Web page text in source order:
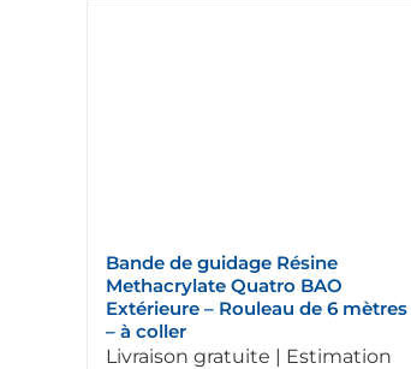
Bande de guidage Résine
Methacrylate Quatro BAO
Extérieure – Rouleau de 6 mètres
– à coller
Livraison gratuite | Estimation